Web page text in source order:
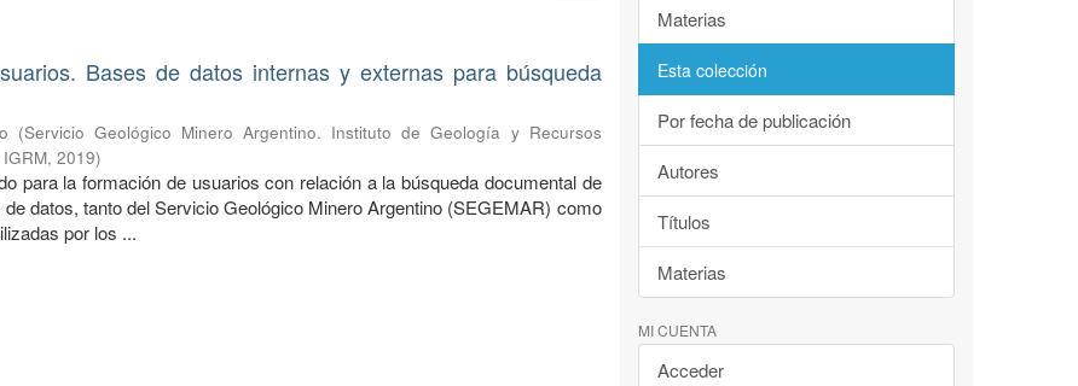
Bases de datos internas y externas para búsqueda
(Servicio Geológico Minero Argentino. Instituto de Geología y Recursos
,2019)
para la formación de usuarios con relación a la búsqueda documental de
datos, tanto del Servicio Geológico Minero Argentino (SEGEMAR) como
por los ...
Materias
Esta colección
Por fecha de publicación
Autores
Títulos
Materias
MI CUENTA
Acceder